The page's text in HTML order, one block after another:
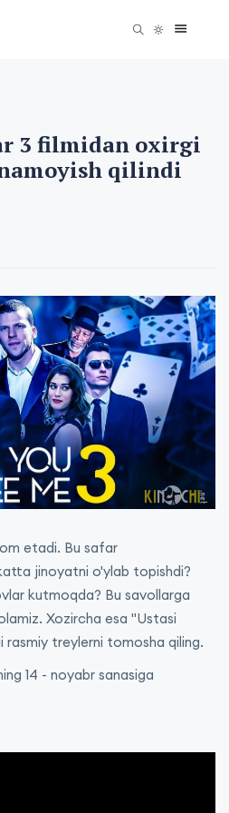
3 filmidan oxirgi
qilindi
etadi. Bu safar
jinoyatni o'ylab topishdi?
kutmoqda? Bu savollarga
Xozircha esa "Ustasi
treylerni tomosha qiling.
14 - noyabr sanasiga